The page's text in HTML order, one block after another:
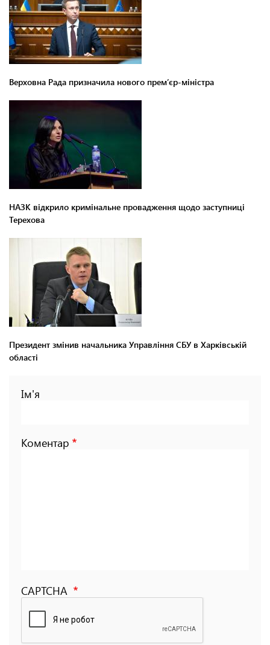
Верховна Рада призначила нового прем’єр-міністра
НАЗК відкрило кримінальне провадження щодо заступниці
Терехова
Президент змінив начальника Управління СБУ в Харківській
області
Ім'я
Коментар
CAPTCHA